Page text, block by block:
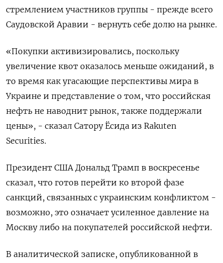
стремлением участников группы - прежде всего
Саудовской Аравии - вернуть себе долю на рынке.
«Покупки активизировались, поскольку
увеличение квот оказалось меньше ожиданий, в
то время как угасающие перспективы мира в
Украине и представление о том, что российская
нефть не наводнит рынок, также поддержали
цены», - сказал Сатору Ёсида из Rakuten
Securities.
Президент США Дональд Трамп в воскресенье
сказал, что готов перейти ко второй фазе
санкций, связанных с украинским конфликтом -
возможно, это означает усиленное давление на
Москву либо на покупателей российской нефти.
В аналитической записке, опубликованной в